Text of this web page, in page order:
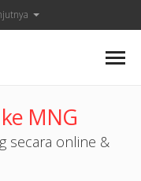
MNG
secara online &